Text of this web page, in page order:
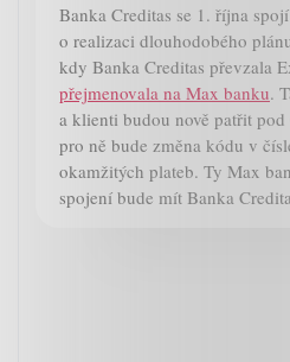
Banka Creditas se 1. října
o realizaci dlouhodobého
kdy Banka Creditas převzala
přejmenovala na Max banku.
a klienti budou nově patřit
pro ně bude změna kódu v
okamžitých plateb. Ty Max
spojení bude mít Banka